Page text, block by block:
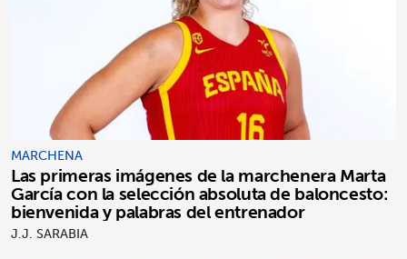
MARCHENA
Las primeras imágenes de la marchenera Marta
García con la selección absoluta de baloncesto:
bienvenida y palabras del entrenador
J.J. SARABIA